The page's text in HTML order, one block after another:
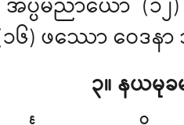
မညာယော (၁၂) ပ
(၁၆) ဖဿော ဝေဒ
၃။ နယမု